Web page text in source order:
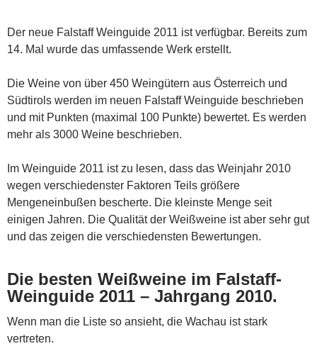
Der neue Falstaff Weinguide 2011 ist verfügbar. Bereits zum
14. Mal wurde das umfassende Werk erstellt.
Die Weine von über 450 Weingütern aus Österreich und
Südtirols werden im neuen Falstaff Weinguide beschrieben
und mit Punkten (maximal 100 Punkte) bewertet. Es werden
mehr als 3000 Weine beschrieben.
Im Weinguide 2011 ist zu lesen, dass das Weinjahr 2010
wegen verschiedenster Faktoren Teils größere
Mengeneinbußen bescherte. Die kleinste Menge seit
einigen Jahren. Die Qualität der Weißweine ist aber sehr gut
und das zeigen die verschiedensten Bewertungen.
Die besten Weißweine im Falstaff-
Weinguide 2011 – Jahrgang 2010.
Wenn man die Liste so ansieht, die Wachau ist stark
vertreten.